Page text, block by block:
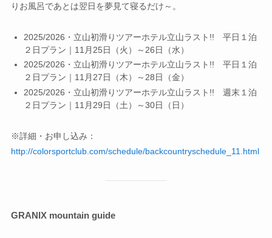
りお風呂であとは翌日を夢見て寝るだけ～。
2025/2026・立山初滑りツアーホテル立山ラスト!! 平日１泊
２日プラン｜11月25日（火）～26日（水）
2025/2026・立山初滑りツアーホテル立山ラスト!! 平日１泊
２日プラン｜11月27日（木）～28日（金）
2025/2026・立山初滑りツアーホテル立山ラスト!! 週末１泊
２日プラン｜11月29日（土）～30日（日）
※詳細・お申し込み：
http://colorsportclub.com/schedule/backcountryschedule_11.html
GRANIX mountain guide